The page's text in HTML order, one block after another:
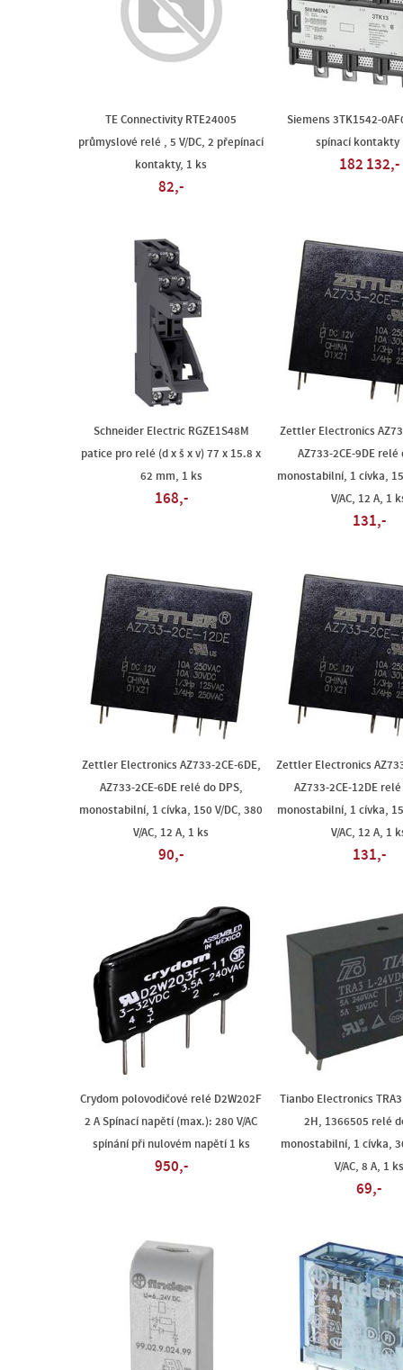
TE Connectivity RTE24005
průmyslové relé , 5 V/DC, 2 přepínací
kontakty, 1 ks
82,-
Siemens 3TK1542-
spínací kontakty
182 132,-
Schneider Electric RGZE1S48M
patice pro relé (d x š x v) 77 x 15.8 x
62 mm, 1 ks
168,-
Zettler Electronics
AZ733-2CE-9DE relé
monostabilní, 1 cívka,
V/AC, 12 A, 1
131,-
Zettler Electronics AZ733-2CE-6DE,
AZ733-2CE-6DE relé do DPS,
monostabilní, 1 cívka, 150 V/DC, 380
V/AC, 12 A, 1 ks
90,-
Zettler Electronics
AZ733-2CE-12DE
monostabilní, 1 cívka,
V/AC, 12 A, 1
131,-
Crydom polovodičové relé D2W202F
2 A Spínací napětí (max.): 280 V/AC
spínání při nulovém napětí 1 ks
950,-
Tianbo Electronics TRA3
2H, 1366505 relé
monostabilní, 1 cívka,
V/AC, 8 A, 1 ks
69,-